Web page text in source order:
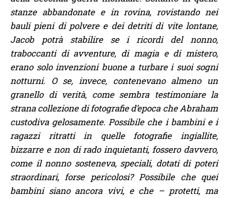
stanze abbandonate e in rovina, rovistando nei
bauli pieni di polvere e dei detriti di vite lontane,
Jacob potrà stabilire se i ricordi del nonno,
traboccanti di avventure, di magia e di mistero,
erano solo invenzioni buone a turbare i suoi sogni
notturni. O se, invece, contenevano almeno un
granello di verità, come sembra testimoniare la
strana collezione di fotografie d’epoca che Abraham
custodiva gelosamente. Possibile che i bambini e i
ragazzi ritratti in quelle fotografie ingiallite,
bizzarre e non di rado inquietanti, fossero davvero,
come il nonno sosteneva, speciali, dotati di poteri
straordinari, forse pericolosi? Possibile che quei
bambini siano ancora vivi, e che – protetti, ma